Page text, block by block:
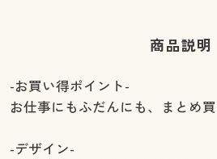
商品説明
-お買い得ポイント-
お仕事にもふだんにも、まとめ
-デザイン-